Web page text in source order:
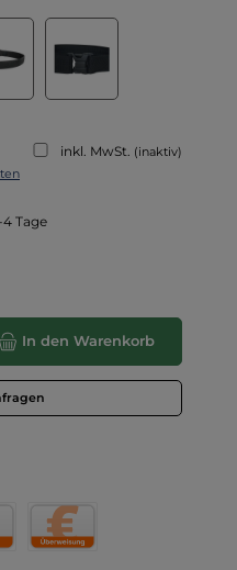
inkl. MwSt. (inaktiv)
Tage
Wert ein oder benutze die
In den Warenkorb